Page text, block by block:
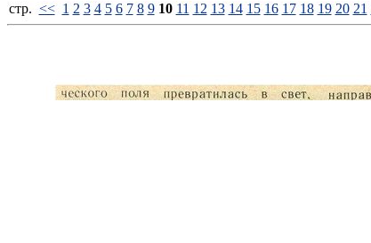
стp. << 1 2 3 4 5 6 7 8 9 10 11 12 13 14 15 16 17 18 19 20 21